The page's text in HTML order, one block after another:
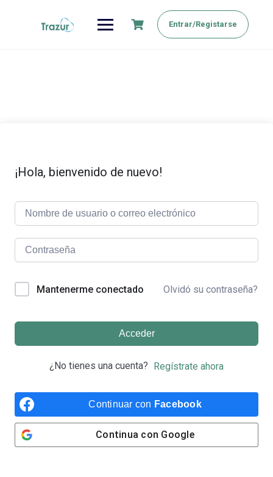
Entrar/Registarse
¡Hola, bienvenido de nuevo!
Mantenerme conectado Olvidó su contraseña?
Acceder
¿No tienes una cuenta? Regístrate ahora
Continuar con Facebook
Continua con Google